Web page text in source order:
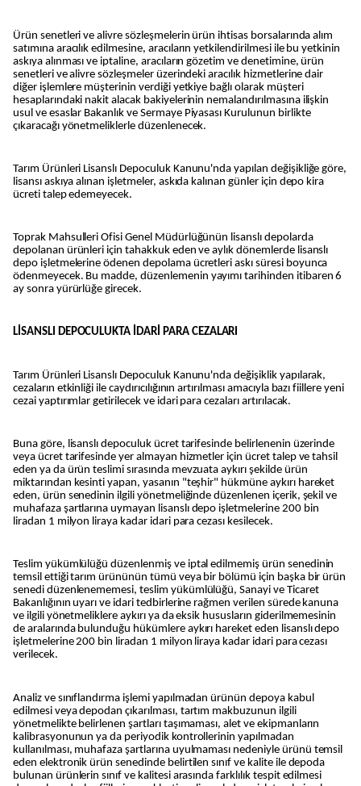
Ürün senetleri ve alivre sözleşmelerin ürün ihtisas borsalarında alım
satımına aracılık edilmesine, aracıların yetkilendirilmesi ile bu yetkinin
askıya alınması ve iptaline, aracıların gözetim ve denetimine, ürün
senetleri ve alivre sözleşmeler üzerindeki aracılık hizmetlerine dair
diğer işlemlere müşterinin verdiği yetkiye bağlı olarak müşteri
hesaplarındaki nakit alacak bakiyelerinin nemalandırılmasına ilişkin
usul ve esaslar Bakanlık ve Sermaye Piyasası Kurulunun birlikte
çıkaracağı yönetmeliklerle düzenlenecek.
Tarım Ürünleri Lisanslı Depoculuk Kanunu'nda yapılan değişikliğe göre,
lisansı askıya alınan işletmeler, askıda kalınan günler için depo kira
ücreti talep edemeyecek.
Toprak Mahsulleri Ofisi Genel Müdürlüğünün lisanslı depolarda
depolanan ürünleri için tahakkuk eden ve aylık dönemlerde lisanslı
depo işletmelerine ödenen depolama ücretleri askı süresi boyunca
ödenmeyecek. Bu madde, düzenlemenin yayımı tarihinden itibaren 6
ay sonra yürürlüğe girecek.
LİSANSLI DEPOCULUKTA İDARİ PARA CEZALARI
Tarım Ürünleri Lisanslı Depoculuk Kanunu'nda değişiklik yapılarak,
cezaların etkinliği ile caydırıcılığının artırılması amacıyla bazı fiillere yeni
cezai yaptırımlar getirilecek ve idari para cezaları artırılacak.
Buna göre, lisanslı depoculuk ücret tarifesinde belirlenenin üzerinde
veya ücret tarifesinde yer almayan hizmetler için ücret talep ve tahsil
eden ya da ürün teslimi sırasında mevzuata aykırı şekilde ürün
miktarından kesinti yapan, yasanın "teşhir" hükmüne aykırı hareket
eden, ürün senedinin ilgili yönetmeliğinde düzenlenen içerik, şekil ve
muhafaza şartlarına uymayan lisanslı depo işletmelerine 200 bin
liradan 1 milyon liraya kadar idari para cezası kesilecek.
Teslim yükümlülüğü düzenlenmiş ve iptal edilmemiş ürün senedinin
temsil ettiği tarım ürününün tümü veya bir bölümü için başka bir ürün
senedi düzenlenememesi, teslim yükümlülüğü, Sanayi ve Ticaret
Bakanlığının uyarı ve idari tedbirlerine rağmen verilen sürede kanuna
ve ilgili yönetmeliklere aykırı ya da eksik hususların giderilmemesinin
de aralarında bulunduğu hükümlere aykırı hareket eden lisanslı depo
işletmelerine 200 bin liradan 1 milyon liraya kadar idari para cezası
verilecek.
Analiz ve sınıflandırma işlemi yapılmadan ürünün depoya kabul
edilmesi veya depodan çıkarılması, tartım makbuzunun ilgili
yönetmelikte belirlenen şartları taşımaması, alet ve ekipmanların
kalibrasyonunun ya da periyodik kontrollerinin yapılmadan
kullanılması, muhafaza şartlarına uyulmaması nedeniyle ürünü temsil
eden elektronik ürün senedinde belirtilen sınıf ve kalite ile depoda
bulunan ürünlerin sınıf ve kalitesi arasında farklılık tespit edilmesi